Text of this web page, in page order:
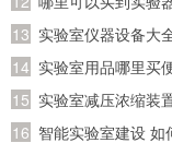
用，平衡气压。 2、
容器 蒸馏烧瓶的容积
应固定在铁架台上，
加垫为宜，烧瓶夹应
途：将蒸气冷凝为液
用时应有支撑装置。
仪器：酒精灯；干燥
器的试剂，请问一
实验室仪器设备大
名称及图片？
实验室用品哪里买
套初三所有的化学
钱？分开买便宜还
实验室减压浓缩装
压蒸馏装置，我是
智能实验室建设 如